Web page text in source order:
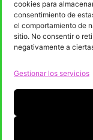
cookies para
consentimiento de
el comportamiento de
sitio. No consentir o
negativamente a
Gestionar los servicios
Las
acompañado
Harrault,
– Navarra:
Estudio
– Euskadi: